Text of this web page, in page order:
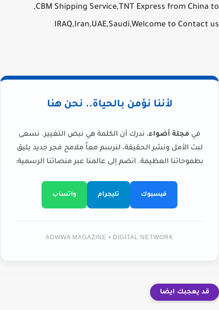
,CBM Shipping Service,TNT Express from China to
IRAQ,Iran,UAE,Saudi,Welcome to Contact us
لأننا نؤمن بالحياة.. نحن هنا
في مجلة أضواء، ندرك أن الكلمة هي نبض التغيير. نسعى
لبث الأمل ونشر الحقيقة، لنرسم معاً ملامح فجر جديد يليق
بطموحاتنا العظيمة. انضم إلى عالمنا عبر منصاتنا الرسمية:
فيسبوك تليجرام واتساب
ADWWA MAGAZINE • DIGITAL NETWORK
قد يعجبك ايضا